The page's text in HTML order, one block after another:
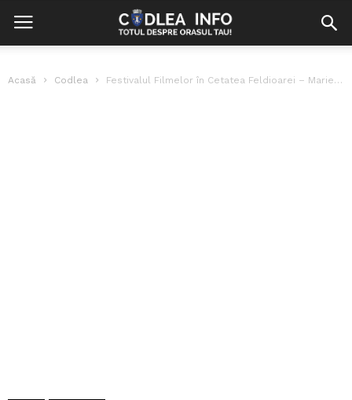
Acasă Codlea Festivalul Filmelor în Cetatea Feldioarei – Marienburg